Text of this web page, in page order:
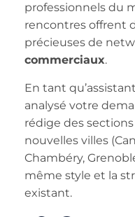
professionnels du
rencontres offrent
précieuses de
commerciaux.
En tant
analysé votre
rédige des
nouvelles villes
Chambéry,
même style et la
existant.